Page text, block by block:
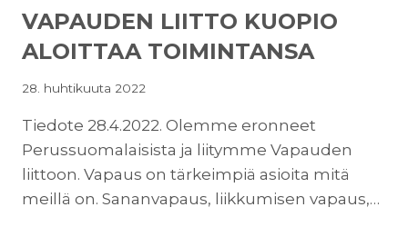
SAVO-
KARJALAAN
VAPAUDEN LIITTO KUOPIO
ALOITTAA TOIMINTANSA
28. huhtikuuta 2022
Tiedote 28.4.2022. Olemme eronneet
Perussuomalaisista ja liitymme Vapauden
liittoon. Vapaus on tärkeimpiä asioita mitä
meillä on. Sananvapaus, liikkumisen vapaus,…